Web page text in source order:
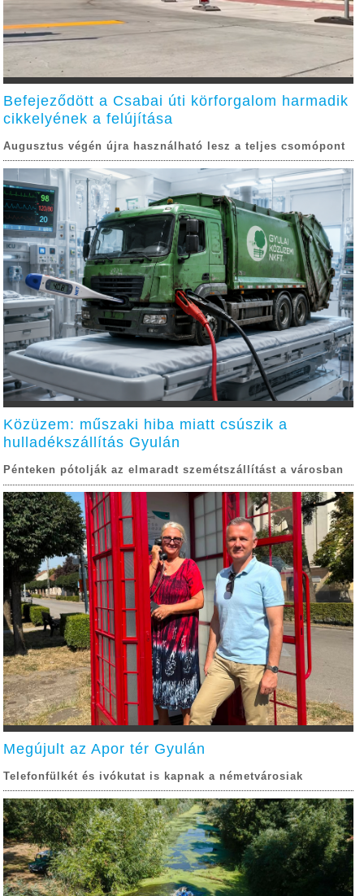
Befejeződött a Csabai úti körforgalom harmadik
cikkelyének a felújítása
Augusztus végén újra használható lesz a teljes csomópont
Közüzem: műszaki hiba miatt csúszik a
hulladékszállítás Gyulán
Pénteken pótolják az elmaradt szemétszállítást a városban
Megújult az Apor tér Gyulán
Telefonfülkét és ivókutat is kapnak a németvárosiak